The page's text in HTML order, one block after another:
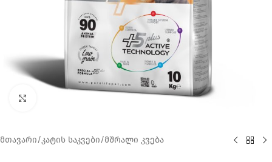
მთავარი/კატის საკვები/მშრალი კვება